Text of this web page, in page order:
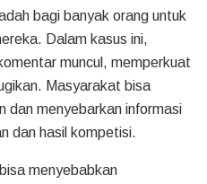
bagi banyak orang untuk
Dalam kasus ini,
muncul, memperkuat
Masyarakat bisa
dan menyebarkan informasi
dan hasil kompetisi.
menyebabkan